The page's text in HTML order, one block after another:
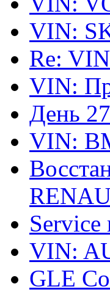
VIN:
Re:
VIN:
День
VIN:
Service
VIN:
GLE